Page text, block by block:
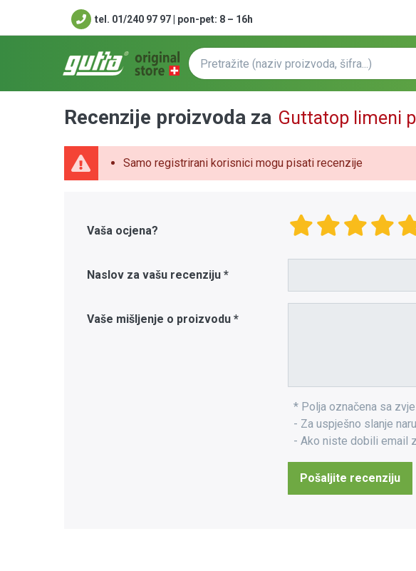
tel. 01/240 97 97 | pon-pet: 8 – 16h
Recenzije proizvoda za Guttatop limeni
Samo registrirani korisnici mogu pisati recenzije
Vaša ocjena?
Naslov za vašu recenziju
Vaše mišljenje o proizvodu
* Polja označena sa
- Za uspješno slanje
- Ako niste dobili email
Pošaljite recenziju